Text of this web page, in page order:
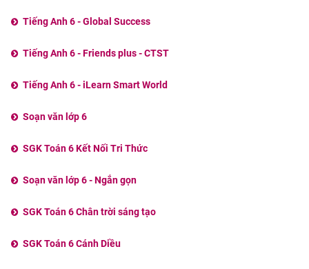
Tiếng Anh 6 - Global Success
Tiếng Anh 6 - Friends plus - CTST
Tiếng Anh 6 - iLearn Smart World
Soạn văn lớp 6
SGK Toán 6 Kết Nối Tri Thức
Soạn văn lớp 6 - Ngắn gọn
SGK Toán 6 Chân trời sáng tạo
SGK Toán 6 Cánh Diều